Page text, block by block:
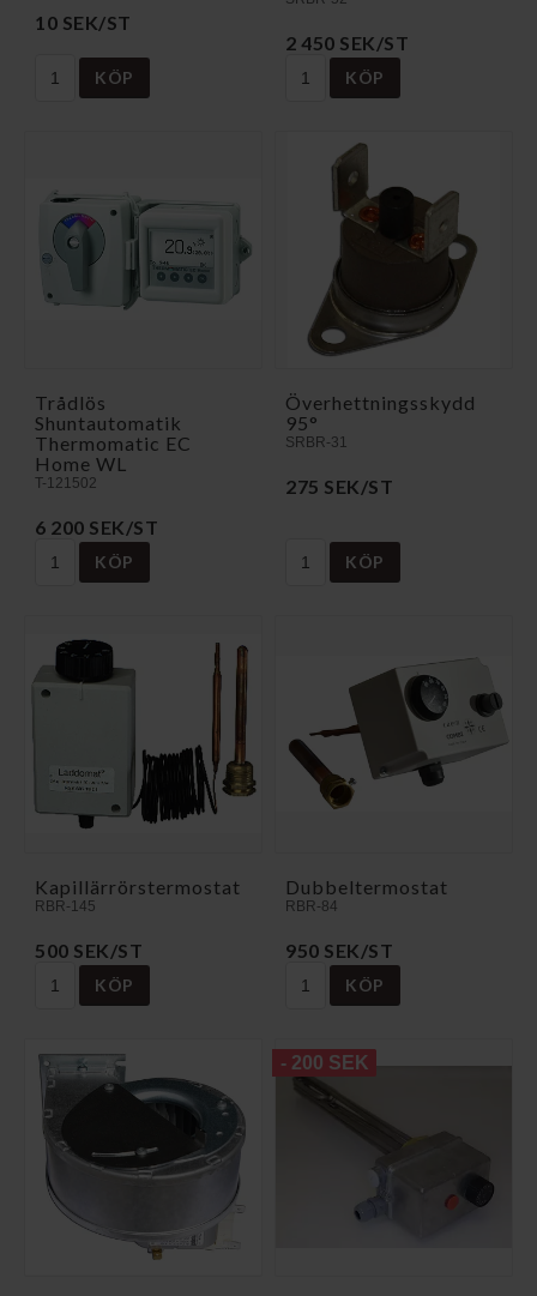
10 SEK/ST
KÖP
2 450 SEK/ST
KÖP
Trådlös
Shuntautomatik
Thermomatic EC
Home WL
T-121502
6 200 SEK/ST
KÖP
Överhettningsskydd
95°
SRBR-31
275 SEK/ST
KÖP
Kapillärrörstermostat
RBR-145
500 SEK/ST
KÖP
Dubbeltermostat
RBR-84
950 SEK/ST
KÖP
- 200 SEK